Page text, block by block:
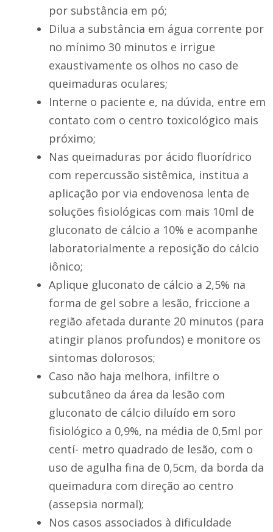
por substância em pó;
Dilua a substância em água corrente por
no mínimo 30 minutos e irrigue
exaustivamente os olhos no caso de
queimaduras oculares;
Interne o paciente e, na dúvida, entre em
contato com o centro toxicológico mais
próximo;
Nas queimaduras por ácido fluorídrico
com repercussão sistêmica, institua a
aplicação por via endovenosa lenta de
soluções fisiológicas com mais 10ml de
gluconato de cálcio a 10% e acompanhe
laboratorialmente a reposição do cálcio
iônico;
Aplique gluconato de cálcio a 2,5% na
forma de gel sobre a lesão, friccione a
região afetada durante 20 minutos (para
atingir planos profundos) e monitore os
sintomas dolorosos;
Caso não haja melhora, infiltre o
subcutâneo da área da lesão com
gluconato de cálcio diluído em soro
fisiológico a 0,9%, na média de 0,5ml por
centí- metro quadrado de lesão, com o
uso de agulha fina de 0,5cm, da borda da
queimadura com direção ao centro
(assepsia normal);
Nos casos associados à dificuldade